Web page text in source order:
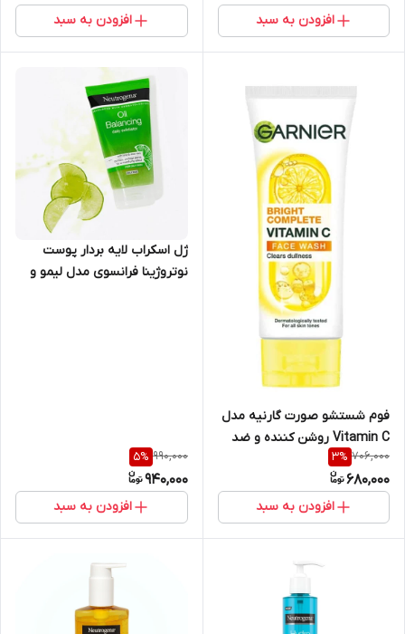
افزودن به سبد افزودن به سبد
فوم شستشو صورت گارنیه مدل
Vitamin C روشن کننده و ضد
لک حجم 100 میلی لیتر
706,000
3%
680,000
افزودن به سبد
ژل اسکراب لایه بردار پوست
نوتروژینا فرانسوی مدل لیمو و
990,000
5%
940,000
افزودن به سبد